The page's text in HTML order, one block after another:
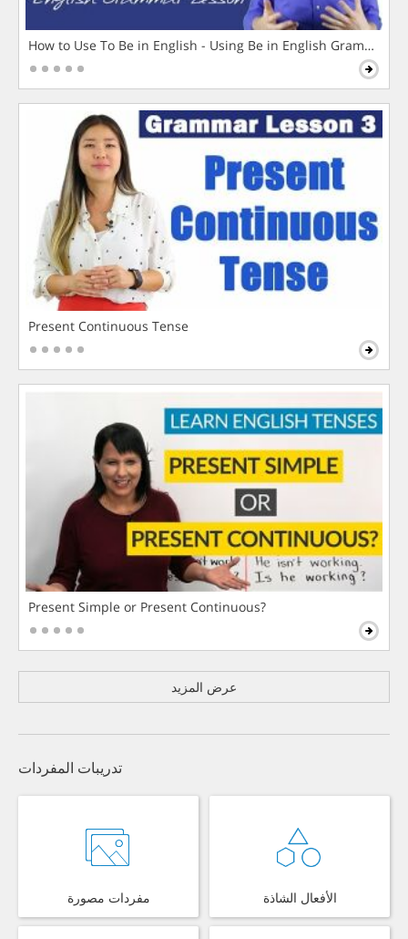
How to Use To Be in English - Using Be in English Grammar
Present Continuous Tense
Present Simple or Present Continuous?
عرض المزيد
تدريبات المفردات
مفردات مصورة الأفعال الشاذة